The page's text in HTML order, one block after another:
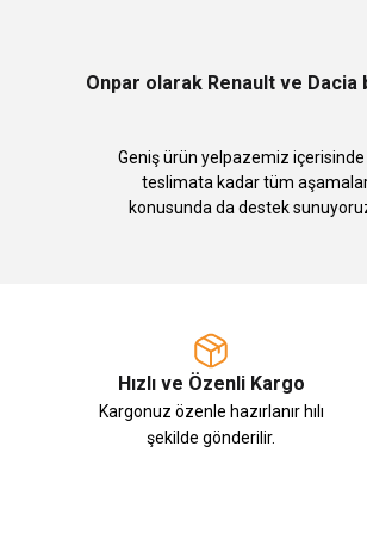
Onpar olarak Renault ve
Geniş ürün yelpazemiz
teslimata kadar tüm
konusunda da destek
Hızlı ve Özenli Kargo
Kargonuz özenle hazırlanır hılı
şekilde gönderilir.